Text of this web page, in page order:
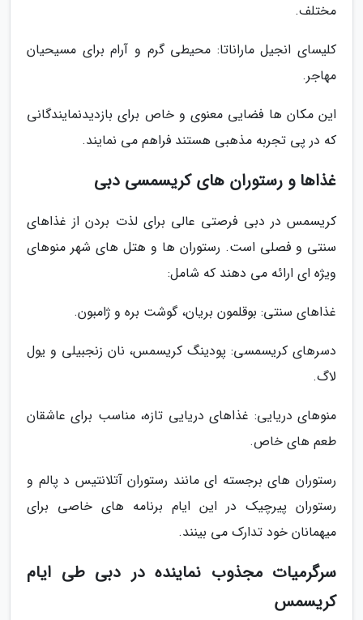
مختلف.
کلیسای انجیل ماراناتا: محیطی گرم و آرام برای مسیحیان
مهاجر.
این مکان ها فضایی معنوی و خاص برای بازدیدنمایندگانی
که در پی تجربه مذهبی هستند فراهم می نمایند.
غذاها و رستوران های کریسمسی دبی
کریسمس در دبی فرصتی عالی برای لذت بردن از غذاهای
سنتی و فصلی است. رستوران ها و هتل های شهر منوهای
ویژه ای ارائه می دهند که شامل:
غذاهای سنتی: بوقلمون بریان، گوشت بره و ژامبون.
دسرهای کریسمسی: پودینگ کریسمس، نان زنجبیلی و یول
لاگ.
منوهای دریایی: غذاهای دریایی تازه، مناسب برای عاشقان
طعم های خاص.
رستوران های برجسته ای مانند رستوران آتلانتیس د پالم و
رستوران پیرچیک در این ایام برنامه های خاصی برای
میهمانان خود تدارک می بینند.
سرگرمیات مجذوب نماینده در دبی طی ایام
کریسمس